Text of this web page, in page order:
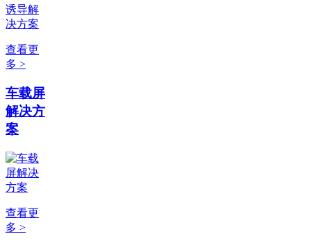
查看更
多 >
车载屏
解决方
案
查看更
多 >